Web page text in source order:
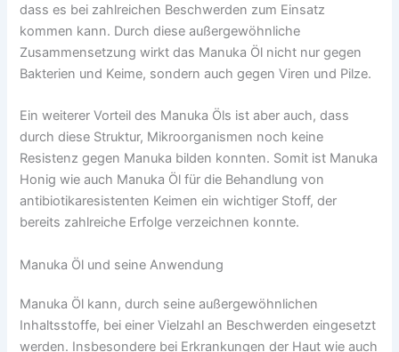
dass es bei zahlreichen Beschwerden zum Einsatz
kommen kann. Durch diese außergewöhnliche
Zusammensetzung wirkt das Manuka Öl nicht nur gegen
Bakterien und Keime, sondern auch gegen Viren und Pilze.
Ein weiterer Vorteil des Manuka Öls ist aber auch, dass
durch diese Struktur, Mikroorganismen noch keine
Resistenz gegen Manuka bilden konnten. Somit ist Manuka
Honig wie auch Manuka Öl für die Behandlung von
antibiotikaresistenten Keimen ein wichtiger Stoff, der
bereits zahlreiche Erfolge verzeichnen konnte.
Manuka Öl und seine Anwendung
Manuka Öl kann, durch seine außergewöhnlichen
Inhaltsstoffe, bei einer Vielzahl an Beschwerden eingesetzt
werden. Insbesondere bei Erkrankungen der Haut wie auch